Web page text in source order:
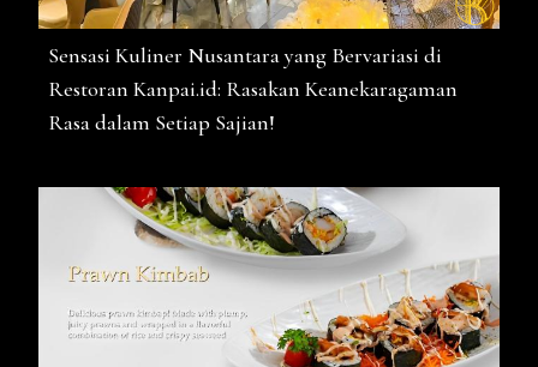
Sensasi Kuliner Nusantara yang Bervariasi di
Restoran Kanpai.id: Rasakan Keanekaragaman
Rasa dalam Setiap Sajian!